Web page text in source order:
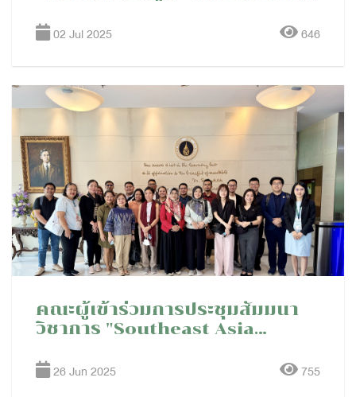
พยาบาลเฉพาะทางสาขาการ
สูงอายุ) รุ่นที่ 38
02 Jul 2025 646
คณะผู้เข้าร่วมการประชุมสัมมนา
วิชาการ "Southeast Asia
Summit 2025" เข้าเยี่ยมชมหอ
26 Jun 2025 755